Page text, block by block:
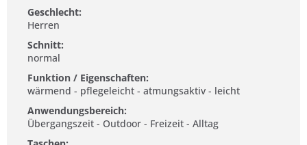
Geschlecht:
Herren
Schnitt:
normal
Funktion / Eigenschaften:
wärmend - pflegeleicht - atmungsaktiv - leicht
Anwendungsbereich:
Übergangszeit - Outdoor - Freizeit - Alltag